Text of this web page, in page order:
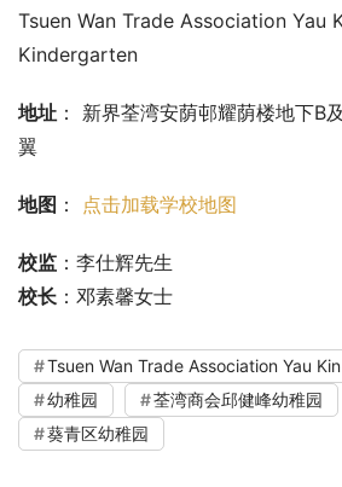
Tsuen Wan Trade Association Yau
Kindergarten
地址 ： 新界荃湾安荫邨耀荫楼地下B
翼
地图 ： 点击加载学校地图
校监 ：李仕辉先生
校长 ：邓素馨女士
Tsuen Wan Trade Association Yau
幼稚园
荃湾商会邱健峰幼稚园
葵青区幼稚园